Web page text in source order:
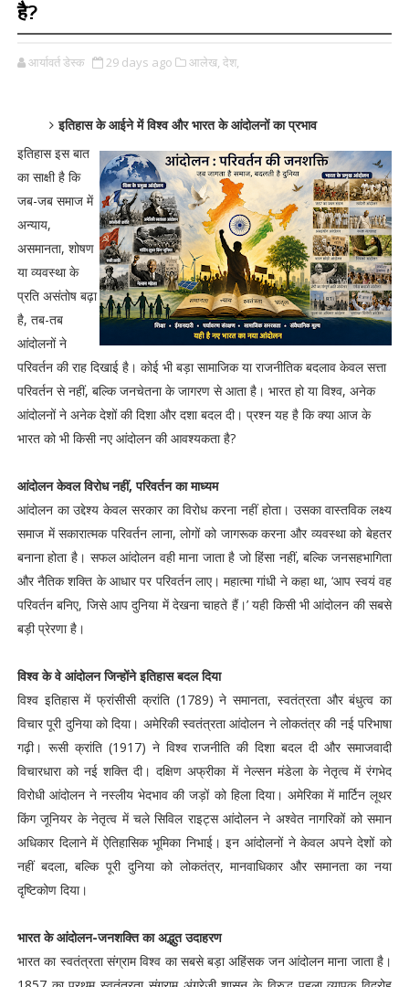
है?
आर्यावर्त डेस्क 29 days ago आलेख, देश,
इतिहास के आईने में विश्व और भारत के आंदोलनों का प्रभाव
इतिहास इस बात
का साक्षी है कि
जब-जब समाज में
अन्याय,
असमानता, शोषण
या व्यवस्था के
प्रति असंतोष बढ़ा
है, तब-तब
आंदोलनों ने
परिवर्तन की राह दिखाई है। कोई भी बड़ा सामाजिक या राजनीतिक बदलाव केवल सत्ता
परिवर्तन से नहीं, बल्कि जनचेतना के जागरण से आता है। भारत हो या विश्व, अनेक
आंदोलनों ने अनेक देशों की दिशा और दशा बदल दी। प्रश्न यह है कि क्या आज के
भारत को भी किसी नए आंदोलन की आवश्यकता है?
आंदोलन केवल विरोध नहीं, परिवर्तन का माध्यम
आंदोलन का उद्देश्य केवल सरकार का विरोध करना नहीं होता। उसका वास्तविक लक्ष्य
समाज में सकारात्मक परिवर्तन लाना, लोगों को जागरूक करना और व्यवस्था को बेहतर
बनाना होता है। सफल आंदोलन वही माना जाता है जो हिंसा नहीं, बल्कि जनसहभागिता
और नैतिक शक्ति के आधार पर परिवर्तन लाए। महात्मा गांधी ने कहा था, ‘आप स्वयं वह
परिवर्तन बनिए, जिसे आप दुनिया में देखना चाहते हैं।’ यही किसी भी आंदोलन की सबसे
बड़ी प्रेरणा है।
विश्व के वे आंदोलन जिन्होंने इतिहास बदल दिया
विश्व इतिहास में फ्रांसीसी क्रांति (1789) ने समानता, स्वतंत्रता और बंधुत्व का
विचार पूरी दुनिया को दिया। अमेरिकी स्वतंत्रता आंदोलन ने लोकतंत्र की नई परिभाषा
गढ़ी। रूसी क्रांति (1917) ने विश्व राजनीति की दिशा बदल दी और समाजवादी
विचारधारा को नई शक्ति दी। दक्षिण अफ्रीका में नेल्सन मंडेला के नेतृत्व में रंगभेद
विरोधी आंदोलन ने नस्लीय भेदभाव की जड़ों को हिला दिया। अमेरिका में मार्टिन लूथर
किंग जूनियर के नेतृत्व में चले सिविल राइट्स आंदोलन ने अश्वेत नागरिकों को समान
अधिकार दिलाने में ऐतिहासिक भूमिका निभाई। इन आंदोलनों ने केवल अपने देशों को
नहीं बदला, बल्कि पूरी दुनिया को लोकतंत्र, मानवाधिकार और समानता का नया
दृष्टिकोण दिया।
भारत के आंदोलन-जनशक्ति का अद्भुत उदाहरण
भारत का स्वतंत्रता संग्राम विश्व का सबसे बड़ा अहिंसक जन आंदोलन माना जाता है।